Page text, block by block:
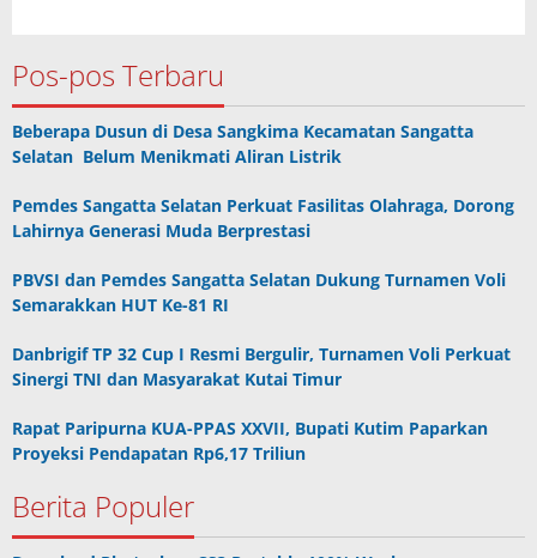
Pos-pos Terbaru
Beberapa Dusun di Desa Sangkima Kecamatan Sangatta
Selatan Belum Menikmati Aliran Listrik
Pemdes Sangatta Selatan Perkuat Fasilitas Olahraga, Dorong
Lahirnya Generasi Muda Berprestasi
PBVSI dan Pemdes Sangatta Selatan Dukung Turnamen Voli
Semarakkan HUT Ke-81 RI
Danbrigif TP 32 Cup I Resmi Bergulir, Turnamen Voli Perkuat
Sinergi TNI dan Masyarakat Kutai Timur
Rapat Paripurna KUA-PPAS XXVII, Bupati Kutim Paparkan
Proyeksi Pendapatan Rp6,17 Triliun
Berita Populer